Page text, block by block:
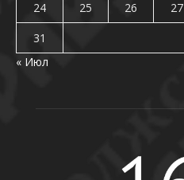
24
25 26 27
31
« Июл